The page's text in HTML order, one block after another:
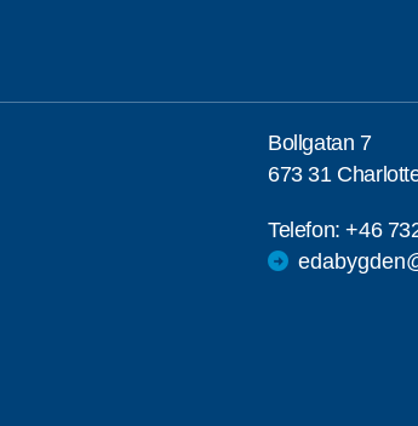
Bollgatan 7
673 31
Telefon:+46